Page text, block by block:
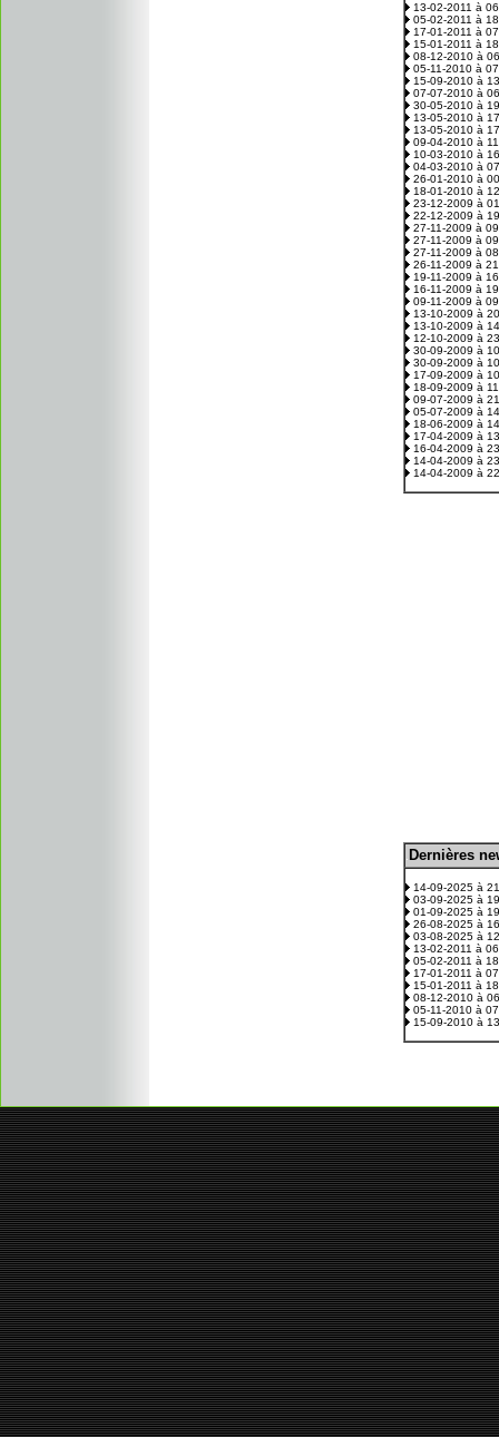
13-02-2011 à
05-02-2011 à
17-01-2011 à
15-01-2011 à
08-12-2010 à
05-11-2010 à
15-09-2010 à
07-07-2010 à
30-05-2010 à
13-05-2010 à
13-05-2010 à
09-04-2010 à
10-03-2010 à
04-03-2010 à
26-01-2010 à
18-01-2010 à
23-12-2009 à
22-12-2009 à
27-11-2009 à
27-11-2009 à
27-11-2009 à
26-11-2009 à
19-11-2009 à
16-11-2009 à
09-11-2009 à
13-10-2009 à
13-10-2009 à
12-10-2009 à
30-09-2009 à
30-09-2009 à
17-09-2009 à
18-09-2009 à
09-07-2009 à
05-07-2009 à
18-06-2009 à
17-04-2009 à
16-04-2009 à
14-04-2009 à
14-04-2009 à
Dernières
14-09-2025 à
03-09-2025 à
01-09-2025 à
26-08-2025 à
03-08-2025 à
13-02-2011 à
05-02-2011 à
17-01-2011 à
15-01-2011 à
08-12-2010 à
05-11-2010 à
15-09-2010 à